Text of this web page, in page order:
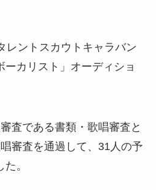
レントスカウトキャラバン
ーカリスト」オーディショ
査である書類・歌唱審査と
審査を通過して、31人の予
。